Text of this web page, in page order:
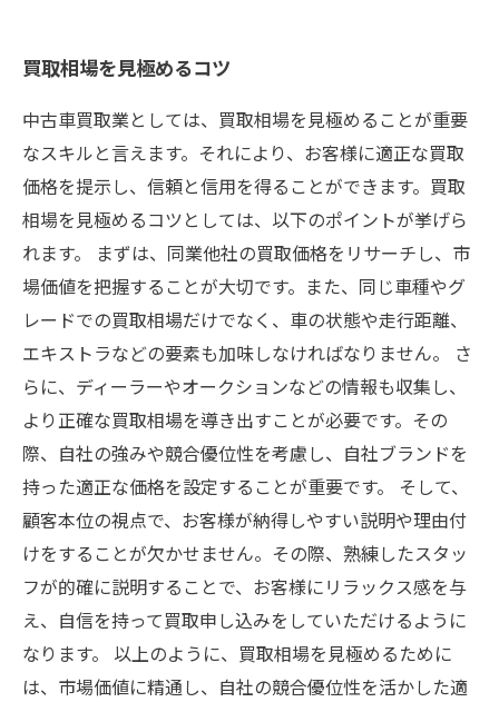
買取相場を見極めるコツ
中古車買取業としては、買取相場を見極めることが重要
なスキルと言えます。それにより、お客様に適正な買取
価格を提示し、信頼と信用を得ることができます。買取
相場を見極めるコツとしては、以下のポイントが挙げら
れます。 まずは、同業他社の買取価格をリサーチし、市
場価値を把握することが大切です。また、同じ車種やグ
レードでの買取相場だけでなく、車の状態や走行距離、
エキストラなどの要素も加味しなければなりません。 さ
らに、ディーラーやオークションなどの情報も収集し、
より正確な買取相場を導き出すことが必要です。その
際、自社の強みや競合優位性を考慮し、自社ブランドを
持った適正な価格を設定することが重要です。 そして、
顧客本位の視点で、お客様が納得しやすい説明や理由付
けをすることが欠かせません。その際、熟練したスタッ
フが的確に説明することで、お客様にリラックス感を与
え、自信を持って買取申し込みをしていただけるように
なります。 以上のように、買取相場を見極めるために
は、市場価値に精通し、自社の競合優位性を活かした適